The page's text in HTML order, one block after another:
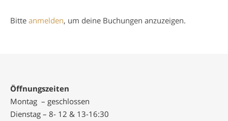
Bitte anmelden, um deine Buchungen anzuzeigen.
Öffnungszeiten
Montag – geschlossen
Dienstag – 8- 12 & 13-16:30